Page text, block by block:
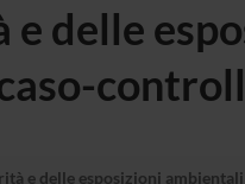
delle
e delle esposizioni